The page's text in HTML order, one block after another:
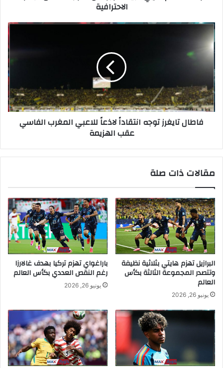
الاحترافية
فاطال تايغرز توجه انتقاداً لاذعاً للاعبي المغرب الفاسي
عقب الهزيمة
مقالات ذات صلة
البرازيل تهزم هايتي بثلاثية نظيفة
وتتصدر المجموعة الثالثة بكأس
العالم
يونيو 26, 2026
باراغواي تهزم تركيا بهدف غالارزا
رغم النقص العددي بكأس العالم
يونيو 26, 2026